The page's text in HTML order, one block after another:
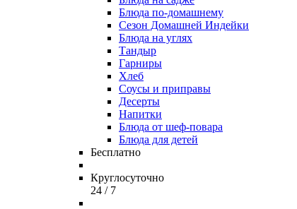
Блюда по-домашнему
Сезон Домашней Индейки
Блюда на углях
Тандыр
Гарниры
Хлеб
Соусы и приправы
Десерты
Напитки
Блюда от шеф-повара
Блюда для детей
Бесплатно
Круглосуточно
24 / 7